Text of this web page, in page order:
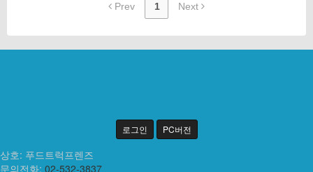
Prev 1 Next
로그인 PC버전
상호: 푸드트럭프렌즈
문의전화: 02-532-3837